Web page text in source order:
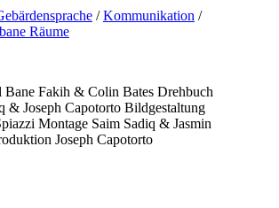
/Kommunikation /
Räume
Bane Fakih & Colin Bates Drehbuch
& Joseph Capotorto Bildgestaltung
Montage Saim Sadiq & Jasmin
Joseph Capotorto